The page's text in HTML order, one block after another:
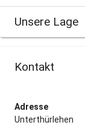
Unsere Lage
Kontakt
Adresse
Unterthürlehen